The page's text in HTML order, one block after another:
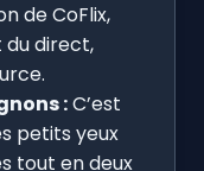
de CoFlix,
du direct,
:C’est
petits yeux
tout en deux